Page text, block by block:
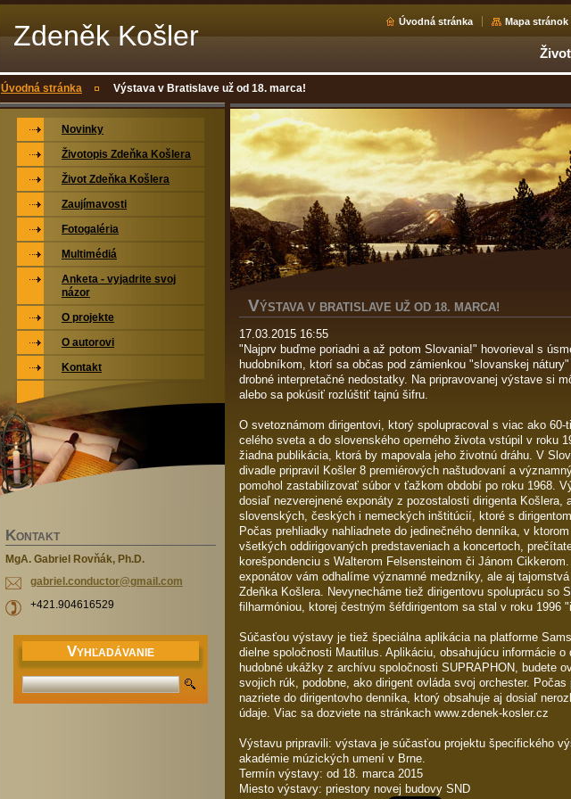
Zdeněk Košler Úvodná stránka Mapa stránok
Úvodná stránka Výstava v Bratislave už od 18. marca!
VÝSTAVA V BRATISLAVE UŽ OD 18. MARCA!
17.03.2015 16:55
"Najprv buďme poriadni a až potom Slovania!" hovorieval s
hudobníkom, ktorí sa občas pod zámienkou "slovanskej
drobné interpretačné nedostatky. Na pripravovanej výstave si
alebo sa pokúsiť rozlúštiť tajnú šifru.
O svetoznámom dirigentovi, ktorý spolupracoval s viac ako 60-
celého sveta a do slovenského operného života vstúpil v roku
žiadna publikácia, ktorá by mapovala jeho životnú dráhu. V
divadle pripravil Košler 8 premiérových naštudovaní a
pomohol zastabilizovať súbor v ťažkom období po roku 1968.
dosiaľ nezverejnené exponáty z pozostalosti dirigenta Košlera,
slovenských, českých i nemeckých inštitúcií, ktoré s
Počas prehliadky nahliadnete do jedinečného denníka, v
všetkých oddirigovaných predstaveniach a koncertoch,
korešpondenciu s Walterom Felsensteinom či Jánom
exponátov vám odhalíme významné medzníky, ale aj
Zdeňka Košlera. Nevynecháme tiež dirigentovu spoluprácu so
filharmóniou, ktorej čestným šéfdirigentom sa stal v roku 1996
Súčasťou výstavy je tiež špeciálna aplikácia na platforme
dielne spoločnosti Mautilus. Aplikáciu, obsahujúcu informácie o
hudobné ukážky z archívu spoločnosti SUPRAPHON, budete
svojich rúk, podobne, ako dirigent ovláda svoj orchester.
nazriete do dirigentovho denníka, ktorý obsahuje aj dosiaľ
údaje. Viac sa dozviete na stránkach www.zdenek-kosler.cz
Výstavu pripravili: výstava je súčasťou projektu špecifického
akadémie múzických umení v Brne.
Termín výstavy: od 18. marca 2015
Miesto výstavy: priestory novej budovy SND
Novinky
Životopis Zdeňka Košlera
Život Zdeňka Košlera
Zaujímavosti
Fotogaléria
Multimédiá
Anketa - vyjadrite svoj
názor
O projekte
O autorovi
Kontakt
KONTAKT
MgA. Gabriel Rovňák, Ph.D.
gabriel.conductor@gmail.com
+421.904616529
VYHĽADÁVANIE